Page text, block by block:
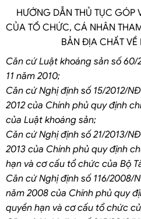
HƯỚNG DẪN THỦ TỤC GÓP
CỦA TỔ CHỨC, CÁ NHÂN
BẢN ĐỊA CHẤT VỀ
Căn cứ Luật khoáng sản số 60/
11 năm 2010;
Căn cứ Nghị định số 15/2012/
2012 của Chính phủ quy định
của Luật khoáng sản;
Căn cứ Nghị định số 21/2013/
2013 của Chính phủ quy định
hạn và cơ cấu tổ chức của Bộ
Căn cứ Nghị định số 116/2008/
năm 2008 của Chính phủ quy
quyền hạn và cơ cấu tổ chức